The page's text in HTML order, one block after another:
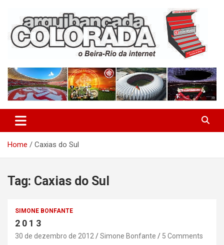
content
Arquibancada Colorada
Home Caxias do Sul
Tag: Caxias do Sul
SIMONE BONFANTE
2 0 1 3
30 de dezembro de 2012 Simone Bonfante 5 Comments